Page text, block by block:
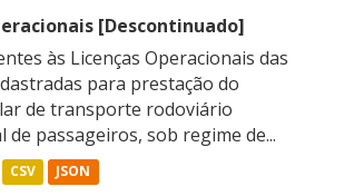
[Descontinuado]
às Licenças Operacionais das
para prestação do
de transporte rodoviário
de passageiros, sob regime de...
CSV JSON